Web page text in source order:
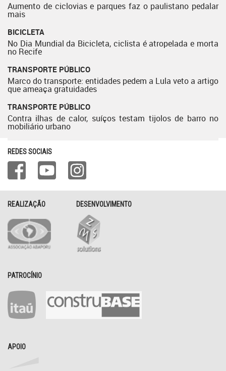
Aumento de ciclovias e parques faz o paulistano pedalar
mais
BICICLETA
No Dia Mundial da Bicicleta, ciclista é atropelada e morta
no Recife
TRANSPORTE PÚBLICO
Marco do transporte: entidades pedem a Lula veto a artigo
que ameaça gratuidades
TRANSPORTE PÚBLICO
Contra ilhas de calor, suíços testam tijolos de barro no
mobiliário urbano
REDES SOCIAIS
REALIZAÇÃO DESENVOLVIMENTO
PATROCÍNIO
APOIO